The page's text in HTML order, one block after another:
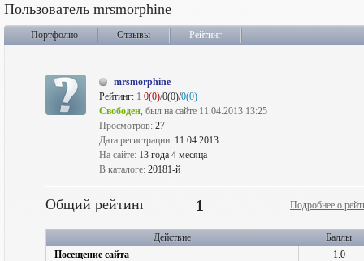
Пользователь mrsmorphine
Портфолио Отзывы Рейтинг
mrsmorphine
Рейтинг: 1 0(0)/0(0)/0(0)
Свободен, был на сайте 11.04.2013 13:25
Просмотров: 27
Дата регистрации: 11.04.2013
На сайте: 13 года 4 месяца
В каталоге: 20181-й
Общий рейтинг 1 Подробнее о
Действие
Баллы
Посещение сайта
1.0